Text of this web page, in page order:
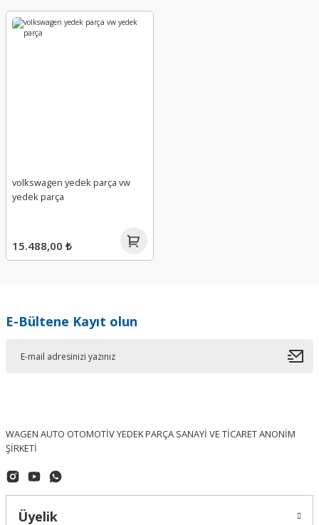
volkswagen yedek parça vw
yedek parça
15.488,00 ₺
E-Bültene Kayıt olun
WAGEN AUTO OTOMOTİV YEDEK PARÇA SANAYİ VE TİCARET ANONİM
ŞİRKETİ
Üyelik